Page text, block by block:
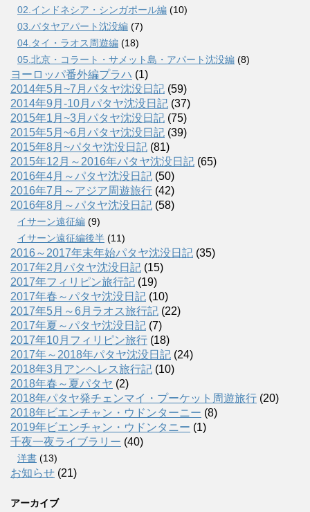
02.インドネシア・シンガポール編 (10)
03.パタヤアパート沈没編 (7)
04.タイ・ラオス周遊編 (18)
05.北京・コラート・サメット島・アパート沈没編 (8)
ヨーロッパ番外編プラハ (1)
2014年5月~7月パタヤ沈没日記 (59)
2014年9月-10月パタヤ沈没日記 (37)
2015年1月~3月パタヤ沈没日記 (75)
2015年5月~6月パタヤ沈没日記 (39)
2015年8月~パタヤ沈没日記 (81)
2015年12月～2016年パタヤ沈没日記 (65)
2016年4月～パタヤ沈没日記 (50)
2016年7月～アジア周遊旅行 (42)
2016年8月～パタヤ沈没日記 (58)
イサーン遠征編 (9)
イサーン遠征編後半 (11)
2016～2017年末年始パタヤ沈没日記 (35)
2017年2月パタヤ沈没日記 (15)
2017年フィリピン旅行記 (19)
2017年春～パタヤ沈没日記 (10)
2017年5月～6月ラオス旅行記 (22)
2017年夏～パタヤ沈没日記 (7)
2017年10月フィリピン旅行 (18)
2017年～2018年パタヤ沈没日記 (24)
2018年3月アンヘレス旅行記 (10)
2018年春～夏パタヤ (2)
2018年パタヤ発チェンマイ・プーケット周遊旅行 (20)
2018年ビエンチャン・ウドンターニー (8)
2019年ビエンチャン・ウドンタニー (1)
千夜一夜ライブラリー (40)
洋書 (13)
お知らせ (21)
アーカイブ